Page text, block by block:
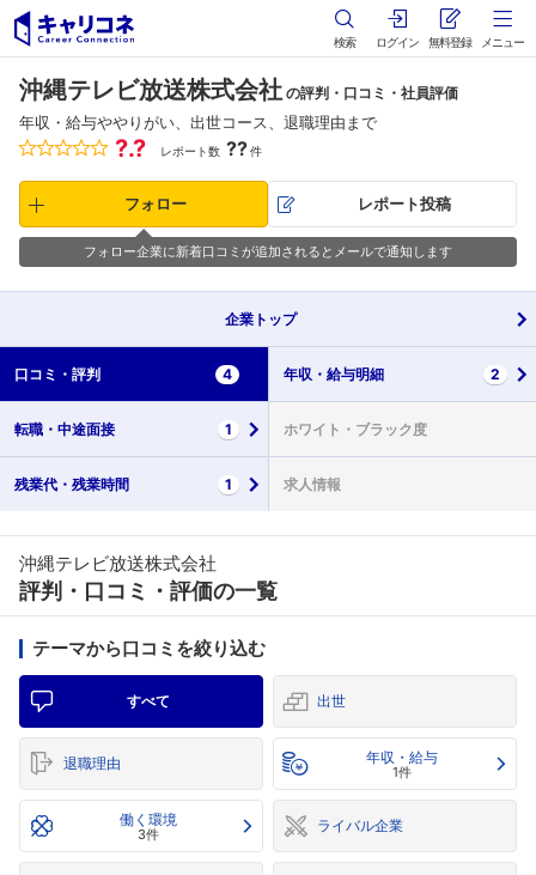
検索 ログイン 無料登録 メニュー
沖縄テレビ放送株式会社 の評判・口コミ・社員評価
年収・給与ややりがい、出世コース、退職理由まで
?.? レポート数 ??件
フォロー レポート投稿
フォロー企業に新着口コミが追加されるとメールで通知します
企業 トップ
口コミ・ 評判 4 年収・ 給与明細 2
転職・ 中途面接 1 ホワイト・ ブラック度
残業代・ 残業時間 1 求人情報
沖縄テレビ放送株式会社
評判・口コミ・評価の一覧
テーマから口コミを絞り込む
すべて 出世
退職理由 年収・給与
1件
働く環境
3件 ライバル企業